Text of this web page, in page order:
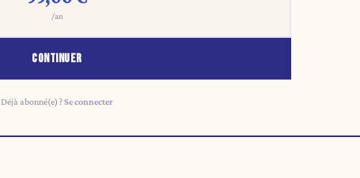
/an
CONTINUER
Déjà abonné(e) ?Se connecter